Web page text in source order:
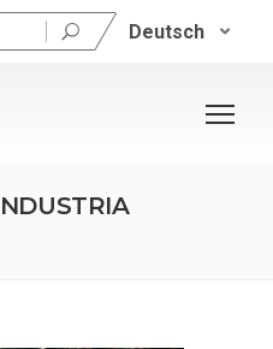
Deutsch